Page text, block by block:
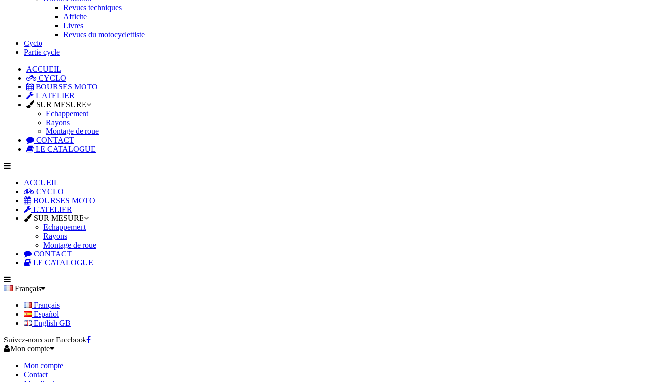
Revues techniques
Affiche
Livres
Revues du motocyclettiste
Cyclo
Partie cycle
ACCUEIL
CYCLO
BOURSES MOTO
L'ATELIER
SUR MESURE
Echappement
Rayons
Montage de roue
CONTACT
LE CATALOGUE
ACCUEIL
CYCLO
BOURSES MOTO
L'ATELIER
SUR MESURE
Echappement
Rayons
Montage de roue
CONTACT
LE CATALOGUE
Français
Français
Español
English GB
Suivez-nous sur Facebook
Mon compte
Mon compte
Contact